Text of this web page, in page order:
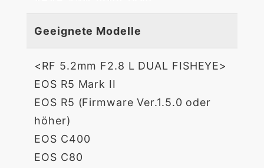
Geeignete Modelle
<RF 5.2mm F2.8 L DUAL FISHEYE>
EOS R5 Mark II
EOS R5 (Firmware Ver.1.5.0 oder
höher)
EOS C400
EOS C80